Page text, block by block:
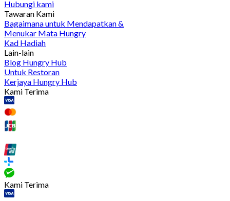
Hubungi kami
Tawaran Kami
Bagaimana untuk Mendapatkan &
Menukar Mata Hungry
Kad Hadiah
Lain-lain
Blog Hungry Hub
Untuk Restoran
Kerjaya Hungry Hub
Kami Terima
Kami Terima